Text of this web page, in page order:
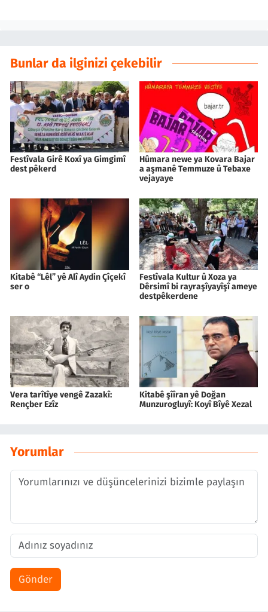
Bunlar da ilginizi çekebilir
Festîvala Girê Koxî ya Gimgimî
dest pêkerd
Hûmara newe ya Kovara Bajar
a aşmanê Temmuze û Tebaxe
vejayaye
Kitabê “Lêl” yê Alî Aydin Çîçekî
ser o
Festîvala Kultur û Xoza ya
Dêrsimî bi rayraşîyayîşî ameye
destpêkerdene
Vera tarîtîye vengê Zazakî:
Rençber Ezîz
Kitabê şîîran yê Doğan
Munzurogluyî: Koyî Bîyê Xezal
Yorumlar
Gönder